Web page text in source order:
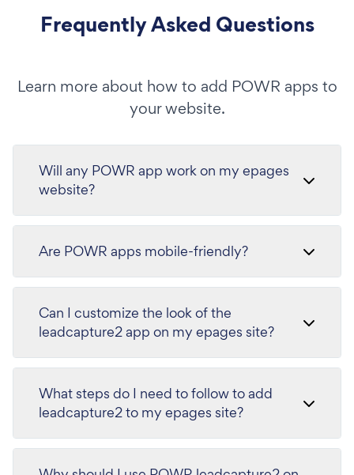
Frequently Asked Questions
Learn more about how to add POWR apps to
your website.
Will any POWR app work on my epages
website?
Are POWR apps mobile-friendly?
Can I customize the look of the
leadcapture2 app on my epages site?
What steps do I need to follow to add
leadcapture2 to my epages site?